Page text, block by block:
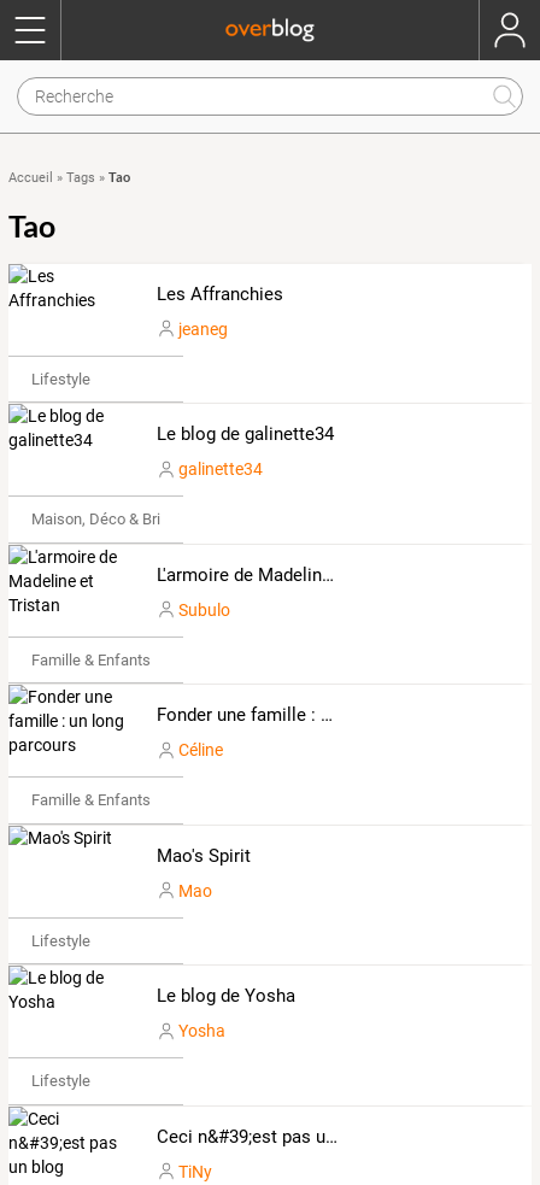
Accueil » Tags » Tao
Tao
Les Affranchies
jeaneg
Lifestyle
Le blog de galinette34
galinette34
Maison, Déco & Bricolage
L'armoire de Madeline et Tristan
Subulo
Famille & Enfants
Fonder une famille : un long parcours
Céline
Famille & Enfants
Mao's Spirit
Mao
Lifestyle
Le blog de Yosha
Yosha
Lifestyle
Ceci n&#39;est pas un blog
TiNy